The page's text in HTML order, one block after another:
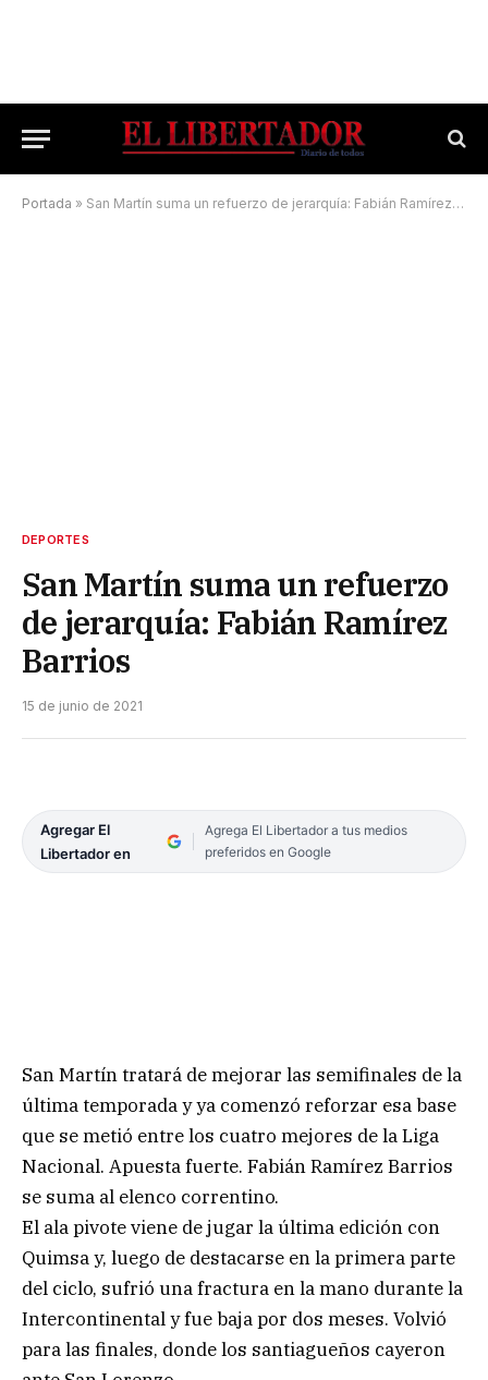
Portada » San Martín suma un refuerzo de jerarquía: Fabián Ramírez Barrios
DEPORTES
San Martín suma un refuerzo
de jerarquía: Fabián Ramírez
Barrios
15 de junio de 2021
Agregar El
Libertador en
Agrega El Libertador a tus medios
preferidos en Google
San Martín tratará de mejorar las semifinales de la
última temporada y ya comenzó reforzar esa base
que se metió entre los cuatro mejores de la Liga
Nacional. Apuesta fuerte. Fabián Ramírez Barrios
se suma al elenco correntino.
El ala pivote viene de jugar la última edición con
Quimsa y, luego de destacarse en la primera parte
del ciclo, sufrió una fractura en la mano durante la
Intercontinental y fue baja por dos meses. Volvió
para las finales, donde los santiagueños cayeron